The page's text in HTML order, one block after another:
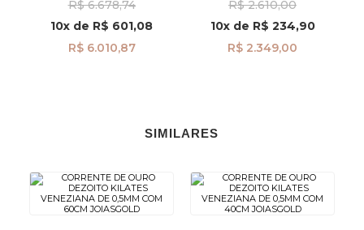
com 60cm co03538
R$ 6.678,74
10x de R$ 601,08
R$ 6.010,87
50cm co02852
R$ 2.610,00
10xde R$ 234,90
R$ 2.349,00
SIMILARES